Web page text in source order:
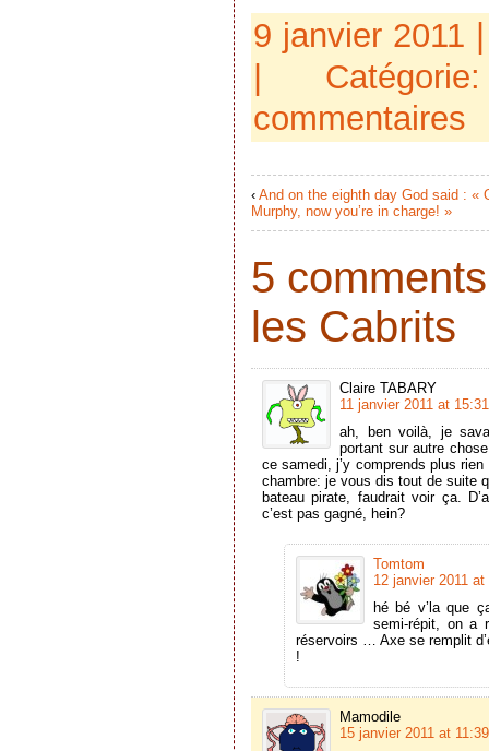
9 janvier 2011
|
commentaires
‹ And on the eighth day God said : «
Murphy, now you’re in charge! »
5
les Cabrits
Claire TABARY
11 janvier 2011 at 15:31
ah, ben voilà, je
portant sur autre
ce samedi, j’y comprends plus
chambre: je vous dis tout de suite
bateau pirate, faudrait voir ça.
c’est pas gagné, hein?
Tomtom
12 janvier 2011 at
hé bé v’la que
semi-répit, on a
réservoirs … Axe se remplit
!
Mamodile
15 janvier 2011 at 11:39